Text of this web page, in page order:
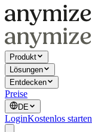
Produkt
Lösungen
Entdecken
Preise
DE
LoginKostenlos starten